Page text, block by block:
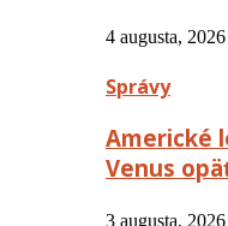
4 augusta, 2026
Správy
Americké
Venus
3 augusta, 2026